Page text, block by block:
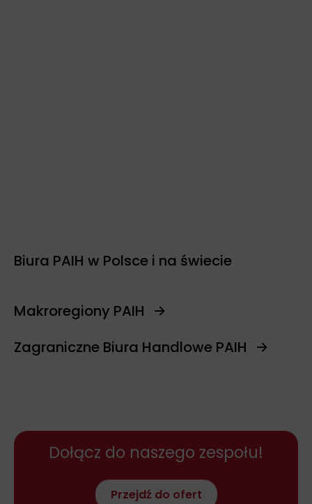
Biura PAIH w Polsce i na świecie
Makroregiony PAIH
Zagraniczne Biura Handlowe PAIH
Dołącz do naszego zespołu!
Przejdź do ofert